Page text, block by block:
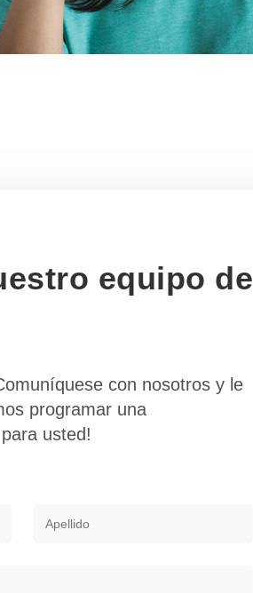
equipo de
con nosotros y le
programar una
usted!